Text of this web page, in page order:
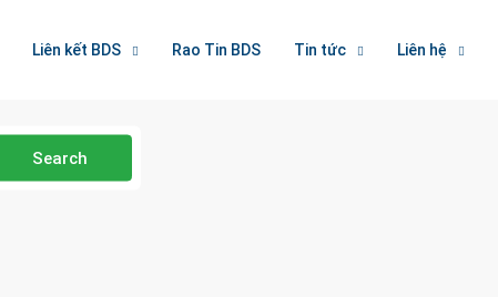
Liên kết BDS Rao Tin BDS Tin tức Liên hệ
Search